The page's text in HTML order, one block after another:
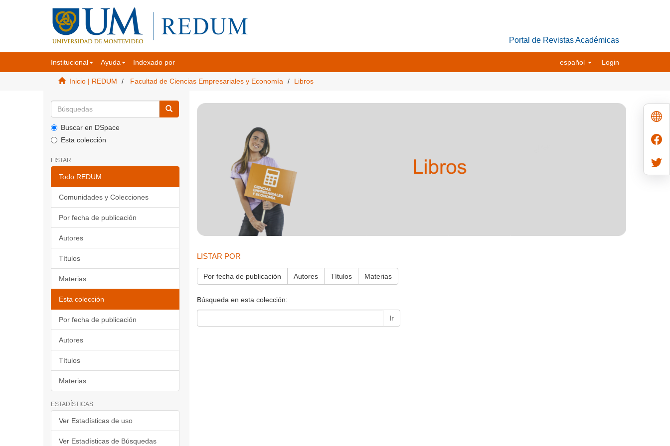
Portal de Revistas Académicas
Institucional Ayuda Indexado por español Login
Inicio | REDUM Facultad de Ciencias Empresariales y Economía Libros
Buscar en DSpace
Esta colección
LISTAR
Todo REDUM
Comunidades y Colecciones
Por fecha de publicación
Autores
Títulos
Materias
Esta colección
Por fecha de publicación
Autores
Títulos
Materias
ESTADÍSTICAS
Ver Estadísticas de uso
Ver Estadísticas de Búsquedas
LISTAR POR
Por fecha de publicación Autores Títulos Materias
Búsqueda en esta colección:
Ir